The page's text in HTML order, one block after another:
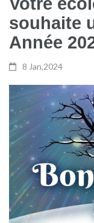
souhaite
Année
8 Jan,2024